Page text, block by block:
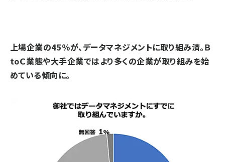
上場企業の45％が、データマネジメントに取り組み済。Ｂ
toＣ業態や大手企業ではより多くの企業が取り組みを始
めている傾向に。